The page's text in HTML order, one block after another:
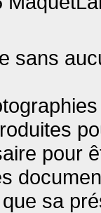
sans
pour
sa